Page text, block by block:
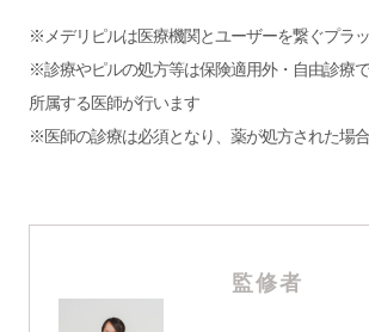
※メデリピルは医療機関とユーザーを繋ぐプラ
※診療やピルの処方等は保険適用外・自由診療
所属する医師が行います
※医師の診療は必須となり、薬が処方された場
監修者